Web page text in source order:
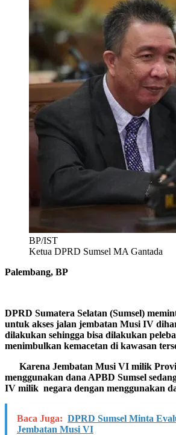
BP/IST
Ketua DPRD Sumsel MA Gantada
Palembang, BP
DPRD Sumatera Selatan (Sumsel)
untuk akses jalan jembatan Musi IV
dilakukan sehingga bisa dilakukan
menimbulkan kemacetan di kawasan
Karena Jembatan Musi VI milik
menggunakan dana APBD Sumsel
IV milik negara dengan menggunakan
Baca Juga: DPRD Sumsel Minta
Jembatan Musi VI